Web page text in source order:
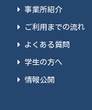
事業所紹介
ご利用までの流れ
よくある質問
学生の方へ
情報公開